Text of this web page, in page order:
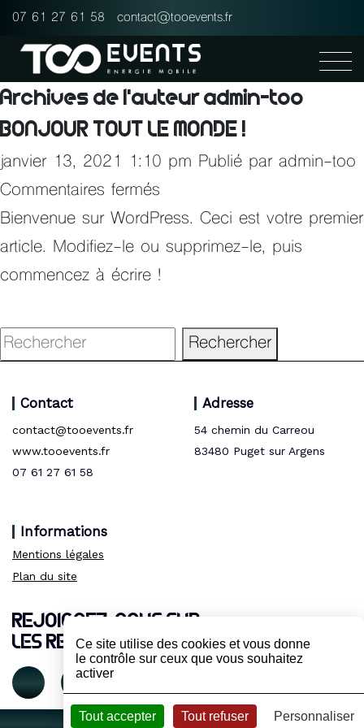
07 61 27 61 58 contact@tooevents.fr
Archives de l'auteur admin-too
BONJOUR TOUT LE MONDE !
janvier 13, 2021 1:10 pm Publié par admin-too
Commentaires fermés
Bonjour
tout
le
Bienvenue sur WordPress. Ceci est votre premier
article. Modifiez-le ou supprimez-le, puis
commencez à écrire !
Rechercher
Contact
contact@tooevents.fr
www.tooevents.fr
07 61 27 61 58
Adresse
54 chemin du Carreou
83480 Puget sur Argens
Informations
Mentions légales
Plan du site
REJOIGNEZ-NOUS SUR
LES RESEAUX :
VCOMK - 2021
Panneau de gestion des cookies
Ce site utilise des cookies et vous donne
le contrôle sur ceux que vous souhaitez
activer
Tout accepter Tout refuser Personnaliser